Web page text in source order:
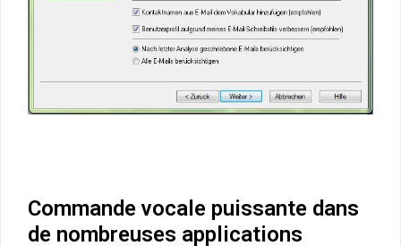
Commande vocale puissante dans
de nombreuses applications